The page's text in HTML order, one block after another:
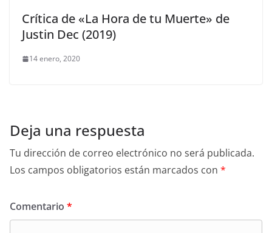
Crítica de «La Hora de tu Muerte» de
Justin Dec (2019)
14 enero, 2020
Deja una respuesta
Tu dirección de correo electrónico no será publicada.
Los campos obligatorios están marcados con *
Comentario *